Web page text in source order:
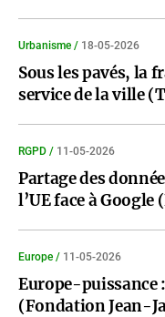
Urbanisme / 18-05-2026
Sous les pavés, la
service de la ville
RGPD / 11-05-2026
Partage des
l’UE face à Google
Europe / 11-05-2026
Europe-puissance
(Fondation Jean-